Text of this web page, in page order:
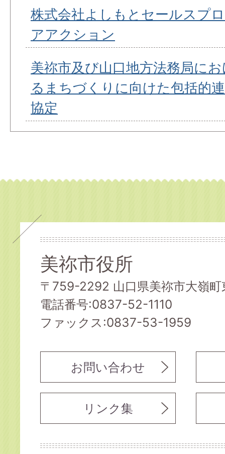
株式会社よしもとセールスプ
アアクション
美祢市及び山口地方法務局に
るまちづくりに向けた包括的
協定
美祢市役所
〒759-2292 山口県美祢市大嶺
電話番号:0837-52-1110
ファックス:0837-53-1959
お問い合わせ
リンク集